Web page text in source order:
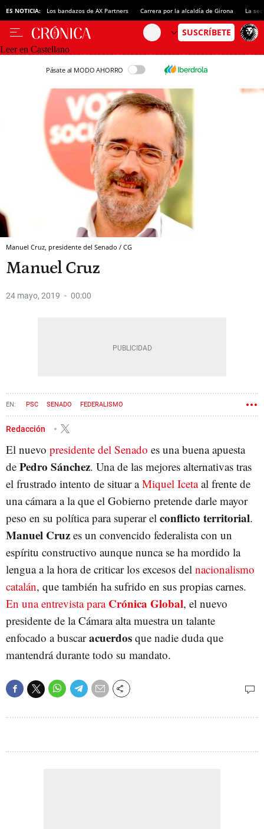
ES NOTICIA: Los bandazos de AX Partners Carrera por la alcaldía de Girona La
Leer en Castellano
Pásate al MODO AHORRO
Manuel Cruz, presidente del Senado / CG
Manuel Cruz
24 mayo, 2019 00:00
PSC SENADO FEDERALISMO
Redacción
El nuevo presidente del Senado es una buena apuesta
de Pedro Sánchez. Una de las mejores alternativas tras
el frustrado intento de situar aMiquel Icetaal frente de
una cámara a la que el Gobierno pretende darle mayor
peso en su política para superar el conflicto territorial.
Manuel Cruz es un convencido federalista con un
espíritu constructivo aunque nunca se ha mordido la
lengua a la hora de criticar los excesos del nacionalismo
catalán, que también ha sufrido en sus propias carnes.
En una entrevista para Crónica Global, el nuevo
presidente de la Cámara alta muestra un talante
enfocado a buscaracuerdos que nadie duda que
mantendrá durante todo su mandato.